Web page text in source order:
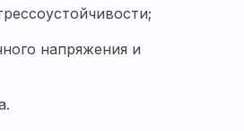
напряжения и